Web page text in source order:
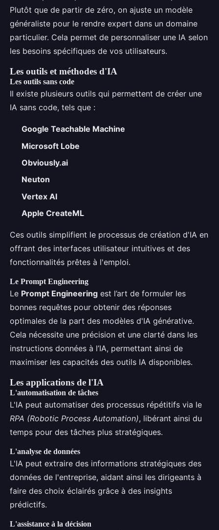
Plutôt que de partir de zéro, on ajuste un modèle
généraliste pour le rendre expert dans un domaine
particulier. Cela permet de personnaliser une IA selon
les besoins spécifiques de vos utilisateurs.
Les outils et méthodes d'IA
Les outils sans code
Il existe plusieurs outils qui permettent de créer une
IA sans code, tels que :
Google Teachable Machine
Microsoft Lobe
Obviously.ai
Neuton
Vertex AI
Apple CreateML
Ces outils simplifient le processus de création d'IA en
offrant des interfaces utilisateur intuitives et des
fonctionnalités prêtes à l'emploi.
Le Prompt Engineering
Le Prompt Engineering est l’art de formuler les
bonnes requêtes pour obtenir des réponses
optimales de la part des modèles d'IA générative.
Cela nécessite une précision et une clarté dans les
instructions données à l’IA, permettant ainsi de
maximiser les capacités des outils IA disponibles.
Les applications de l'IA
L'automatisation de tâches
L'IA peut automatiser des processus répétitifs via le
RPA (Robotic Process Automation), libérant ainsi du
temps pour des tâches plus stratégiques.
L'analyse de données
L'IA peut extraire des informations stratégiques des
données de l'entreprise, aidant ainsi les dirigeants à
faire des choix éclairés grâce à des insights
prédictifs.
L'assistance à la décision